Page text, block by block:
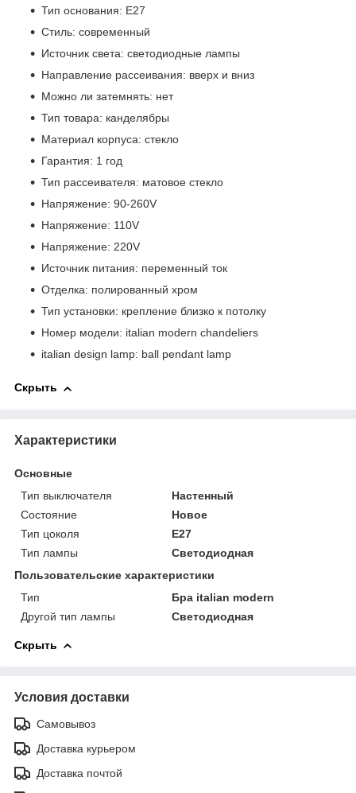
Тип основания: E27
Стиль: современный
Источник света: светодиодные лампы
Направление рассеивания: вверх и вниз
Можно ли затемнять: нет
Тип товара: канделябры
Материал корпуса: стекло
Гарантия: 1 год
Тип рассеивателя: матовое стекло
Напряжение: 90-260V
Напряжение: 110V
Напряжение: 220V
Источник питания: переменный ток
Отделка: полированный хром
Тип установки: крепление близко к потолку
Номер модели: italian modern chandeliers
italian design lamp: ball pendant lamp
Скрыть
Характеристики
Основные
Тип выключателя
Настенный
Состояние
Новое
Тип цоколя
E27
Тип лампы
Светодиодная
Пользовательские характеристики
Тип
Бра italian modern
Другой тип лампы
Светодиодная
Скрыть
Условия доставки
Самовывоз
Доставка курьером
Доставка почтой